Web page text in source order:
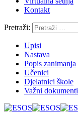
Kontakt
Pretraži:
Upisi
Nastava
Popis zanimanja
Učenici
Djelatnici škole
Važni dokumenti